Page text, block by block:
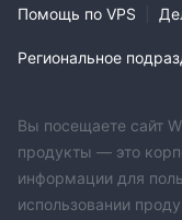
Помощь по VPS
Региональное
Вы посещаете сайт
продукты — это
информации для
использовании